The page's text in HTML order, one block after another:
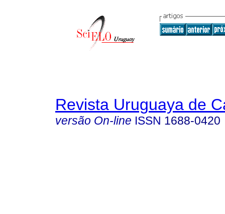
Revista Uruguaya de
versão On-line ISSN 1688-0420